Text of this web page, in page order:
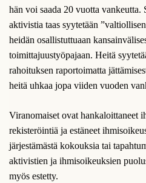
hän voi saada 20 vuotta vankeutta.
aktivistia taas syytetään
heidän osallistuttuaan
toimittajuustyöpajaan. Heitä
rahoituksen raportoimatta
heitä uhkaa jopa viiden vuoden
Viranomaiset ovat hankaloittaneet
rekisteröintiä ja estäneet
järjestämästä kokouksia tai
aktivistien ja ihmisoikeuksien
myös estetty.